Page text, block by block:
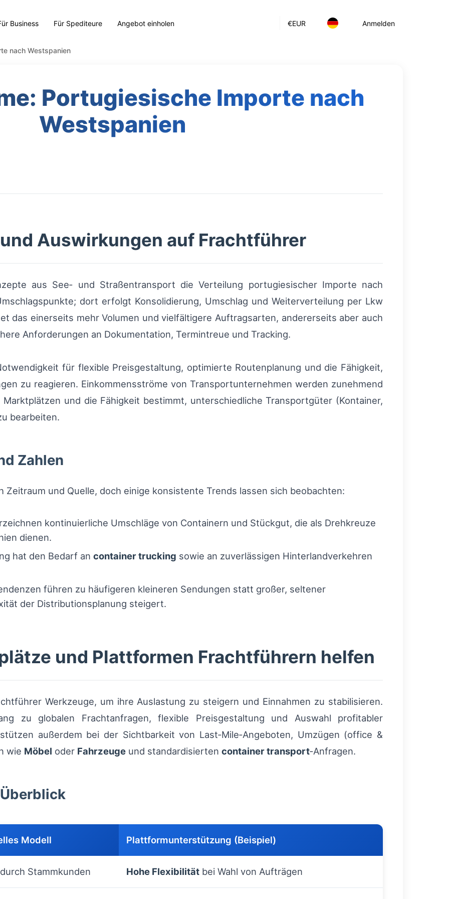
€EUR Anmelden
Business Für Spediteure Angebot einholen
nach Westspanien
Portugiesische Importe nach
Westspanien
Auswirkungen auf Frachtführer
aus See‑ und Straßentransport die Verteilung portugiesischer Importe nach
dort erfolgt Konsolidierung, Umschlag und Weiterverteilung per Lkw
das einerseits mehr Volumen und vielfältigere Auftragsarten, andererseits aber auch
Anforderungen an Dokumentation, Termintreue und Tracking.
für flexible Preisgestaltung, optimierte Routenplanung und die Fähigkeit,
zu reagieren. Einkommensströme von Transportunternehmen werden zunehmend
und die Fähigkeit bestimmt, unterschiedliche Transportgüter (Kontainer,
bearbeiten.
Zahlen
Zeitraum und Quelle, doch einige konsistente Trends lassen sich beobachten:
kontinuierliche Umschläge von Containern und Stückgut, die als Drehkreuze
dienen.
hat den Bedarf an container trucking sowie an zuverlässigen Hinterlandverkehren
führen zu häufigeren kleineren Sendungen statt großer, seltener
der Distributionsplanung steigert.
und Plattformen Frachtführern helfen
Werkzeuge, um ihre Auslastung zu steigern und Einnahmen zu stabilisieren.
zu globalen Frachtanfragen, flexible Preisgestaltung und Auswahl profitabler
außerdem bei der Sichtbarkeit von Last‑Mile‑Angeboten, Umzügen (office &
wie Möbel oder Fahrzeuge und standardisierten container transport‑Anfragen.
Modell Plattformunterstützung (Beispiel)
Stammkunden Hohe Flexibilität bei Wahl von Aufträgen